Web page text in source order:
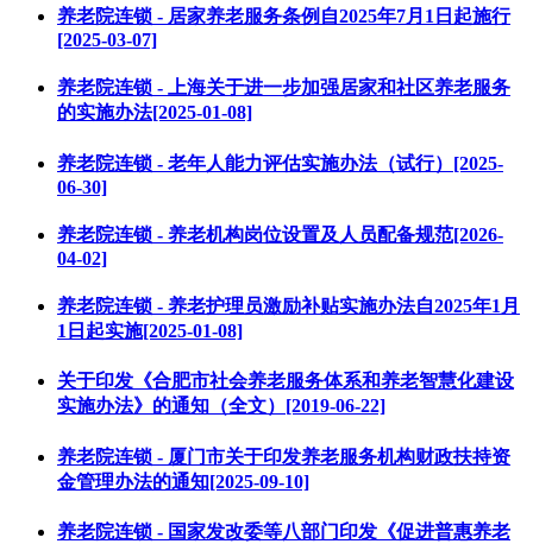
养老院连锁 - 居家养老服务条例自2025年7月1日起施行
[2025-03-07]
养老院连锁 - 上海关于进一步加强居家和社区养老服务
的实施办法[2025-01-08]
养老院连锁 - 老年人能力评估实施办法（试行）[2025-
06-30]
养老院连锁 - 养老机构岗位设置及人员配备规范[2026-
04-02]
养老院连锁 - 养老护理员激励补贴实施办法自2025年1月
1日起实施[2025-01-08]
关于印发《合肥市社会养老服务体系和养老智慧化建设
实施办法》的通知（全文）[2019-06-22]
养老院连锁 - 厦门市关于印发养老服务机构财政扶持资
金管理办法的通知[2025-09-10]
养老院连锁 - 国家发改委等八部门印发《促进普惠养老